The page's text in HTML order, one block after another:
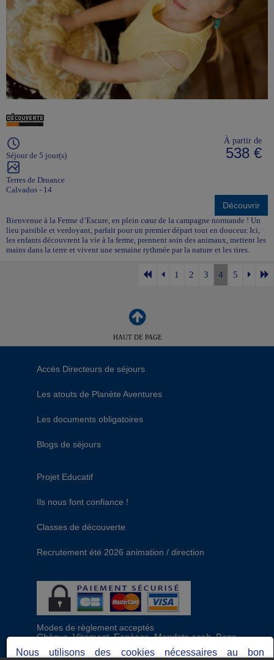
Séjour de 5 jour(s)
Terres de Druance
Calvados - 14
À partir de
538 €
Découvrir
Bienvenue à la Ferme d’Escure, en plein cœur de la campagne normande ! Un
lieu paisible et verdoyant, parfait pour un premier départ tout en douceur. Ici,
les enfants découvrent la vie à la ferme, prennent soin des animaux, mettent les
mains dans la terre et vivent une semaine rythmée par la nature et les rires.
1 2 3 4 5
HAUT DE PAGE
Accès Directeurs de séjours
Les atouts de Planète Aventures
Les documents obligatoires
Blogs de séjours
Projet Educatif
Ils nous font confiance !
Classes de découverte
Recrutement été 2026 animation / direction
Modes de règlement acceptés
Chèque, Virement, Espèces, Mandats cash, Bons
CAF, Conseil général, Chèques vacances, Carte
bancaire, Prise en charge reçu sans règlement,
Nous utilisons des cookies nécessaires au bon